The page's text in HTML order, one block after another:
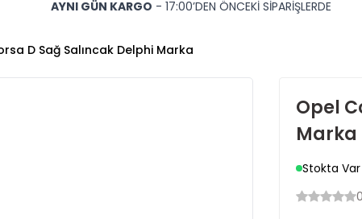
AYNI GÜN KARGO - 17:00’DEN ÖNCEKİ SİPARİŞLERDE
D Sağ Salıncak Delphi Marka
Opel
Marka
Stokta Var